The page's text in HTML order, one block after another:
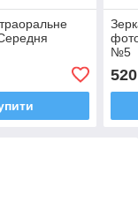
№5
520